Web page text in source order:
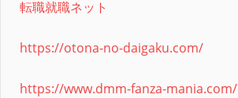
転職就職ネット
https://otona-no-daigaku.com/
https://www.dmm-fanza-mania.com/